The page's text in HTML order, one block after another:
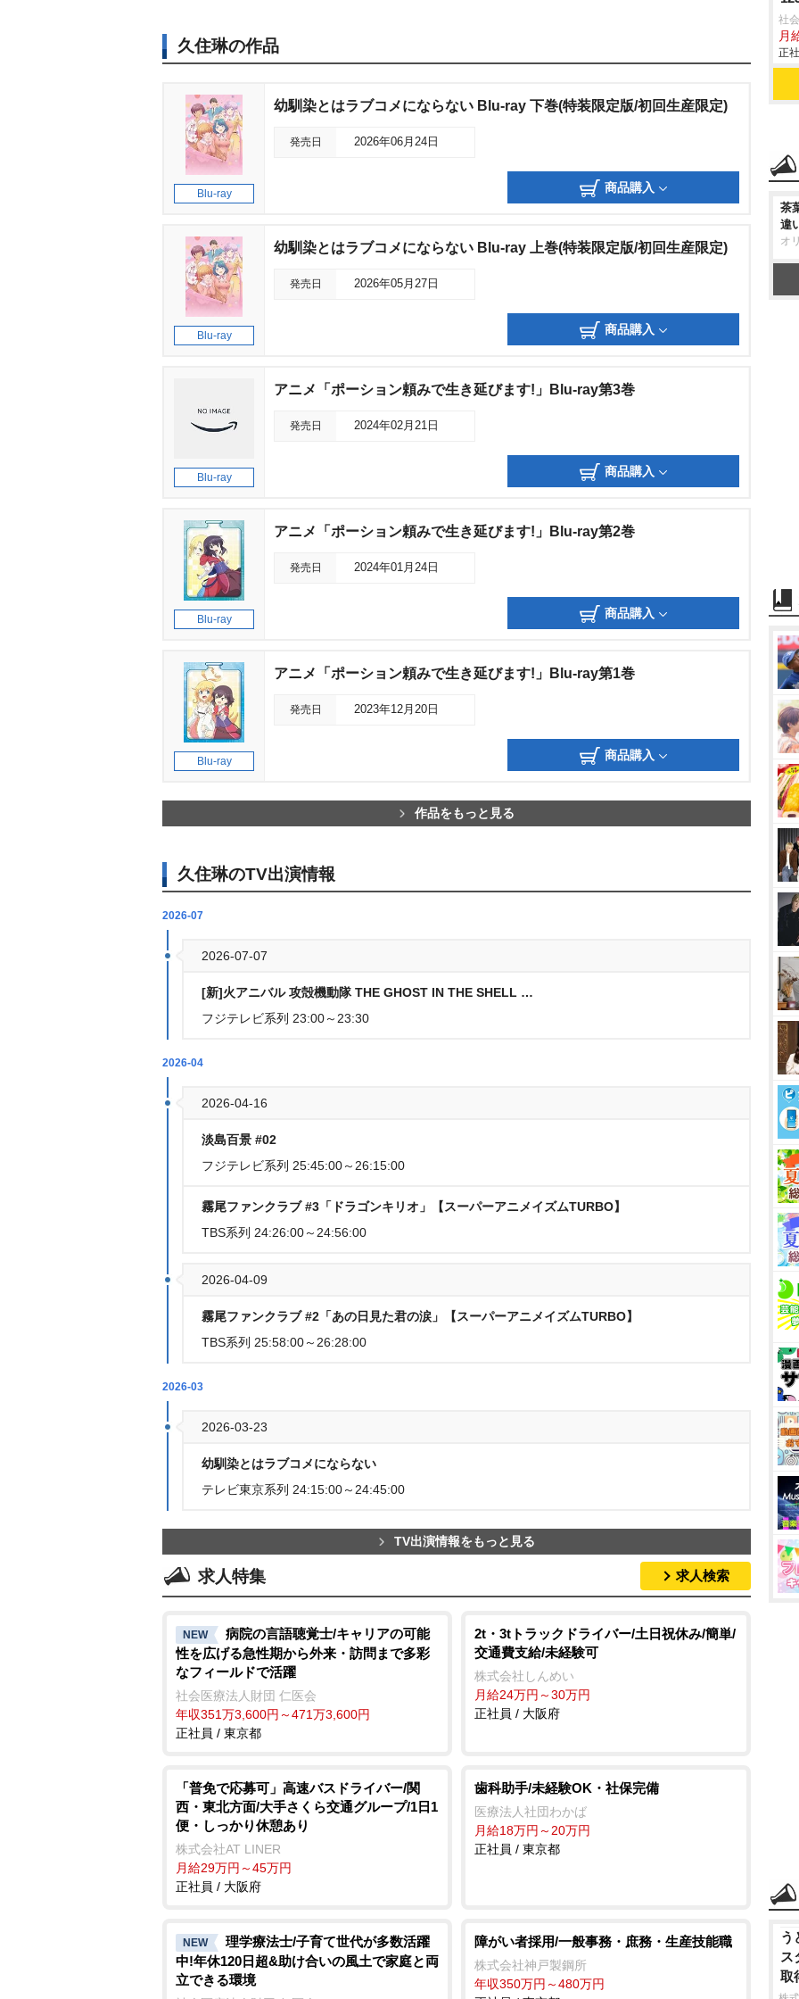
久住琳の作品
Blu-ray
幼馴染とはラブコメにならない Blu-ray 下巻(特装限定版/初回生産限定)
発売日 2026年06月24日
商品購入
Blu-ray
幼馴染とはラブコメにならない Blu-ray 上巻(特装限定版/初回生産限定)
発売日 2026年05月27日
商品購入
Blu-ray
アニメ「ポーション頼みで生き延びます!」Blu-ray第3巻
発売日 2024年02月21日
商品購入
Blu-ray
アニメ「ポーション頼みで生き延びます!」Blu-ray第2巻
発売日 2024年01月24日
商品購入
Blu-ray
アニメ「ポーション頼みで生き延びます!」Blu-ray第1巻
発売日 2023年12月20日
商品購入
作品をもっと見る
久住琳のTV出演情報
2026-07
2026-07-07
[新]火アニバル 攻殻機動隊 THE GHOST IN THE SHELL …
フジテレビ系列 23:00～23:30
2026-04
2026-04-16
淡島百景 #02
フジテレビ系列 25:45:00～26:15:00
霧尾ファンクラブ #3「ドラゴンキリオ」【スーパーアニメイズムTURBO】
TBS系列 24:26:00～24:56:00
2026-04-09
霧尾ファンクラブ #2「あの日見た君の涙」【スーパーアニメイズムTURBO】
TBS系列 25:58:00～26:28:00
2026-03
2026-03-23
幼馴染とはラブコメにならない
テレビ東京系列 24:15:00～24:45:00
TV出演情報をもっと見る
求人特集 求人検索
NEW
病院の言語聴覚士/キャリアの可能
性を広げる急性期から外来・訪問まで多彩
なフィールドで活躍
社会医療法人財団 仁医会
年収351万3,600円～471万3,600円
正社員 / 東京都
2t・3tトラックドライバー/土日祝休み/簡単/
交通費支給/未経験可
株式会社しんめい
月給24万円～30万円
正社員 / 大阪府
「普免で応募可」高速バスドライバー/関
西・東北方面/大手さくら交通グループ/1日1
便・しっかり休憩あり
株式会社AT LINER
月給29万円～45万円
正社員 / 大阪府
歯科助手/未経験OK・社保完備
医療法人社団わかば
月給18万円～20万円
正社員 / 東京都
NEW
理学療法士/子育て世代が多数活躍
中!年休120日超&助け合いの風土で家庭と両
立できる環境
障がい者採用/一般事務・庶務・生産技能職
株式会社神戸製鋼所
年収350万円～480万円
社
月
正
茶
違
オ
う
ス
取